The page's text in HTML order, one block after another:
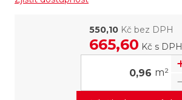
550,10 Kč bez DPH
665,60 Kč s DPH
m²